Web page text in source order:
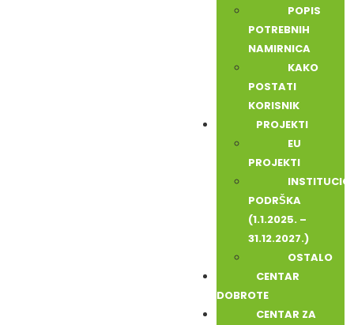
POPIS
POTREBNIH
NAMIRNICA
KAKO
POSTATI
KORISNIK
PROJEKTI
EU
PROJEKTI
PODRŠKA
(1.1.2025. –
31.12.2027.)
OSTALO
CENTAR
DOBROTE
CENTAR ZA